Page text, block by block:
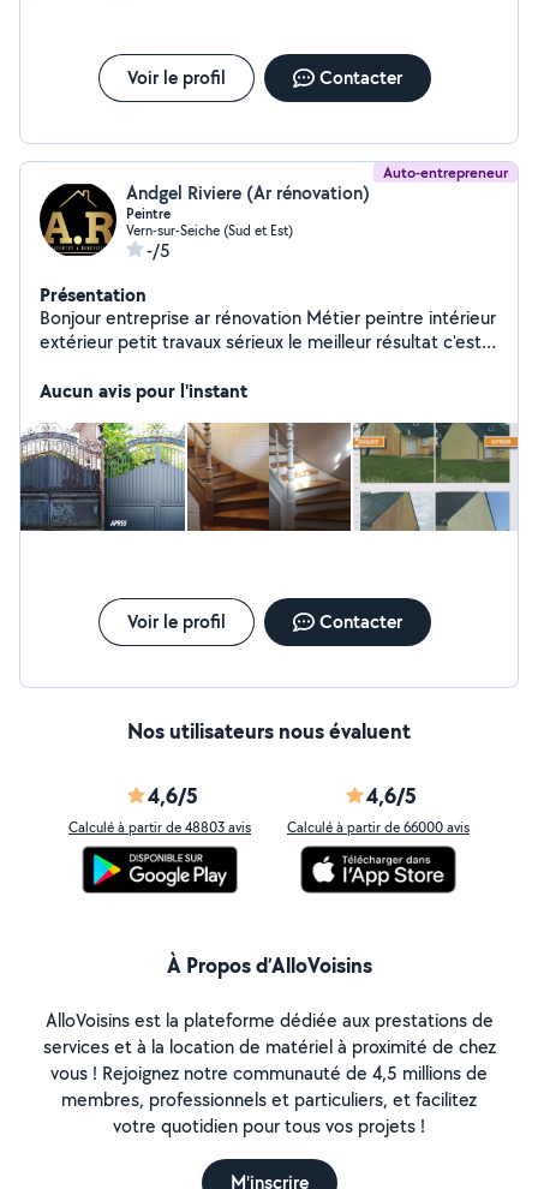
Voir le profil Contacter
Auto-entrepreneur
Andgel Riviere (Ar rénovation)
Peintre
Vern-sur-Seiche (Sud et Est)
-/5
Présentation
Bonjour entreprise ar rénovation Métier peintre intérieur
extérieur petit travaux sérieux le meilleur résultat c'est
veuillez me contacter par téléphone déplacement et
Aucun avis pour l'instant
Voir le profil Contacter
Nos utilisateurs nous évaluent
4,6/5
Calculé à partir de 48803 avis
4,6/5
Calculé à partir de 66000 avis
À Propos d’AlloVoisins
AlloVoisins est la plateforme dédiée aux prestations de
services et à la location de matériel à proximité de chez
vous ! Rejoignez notre communauté de 4,5 millions de
membres, professionnels et particuliers, et facilitez
votre quotidien pour tous vos projets !
M'inscrire